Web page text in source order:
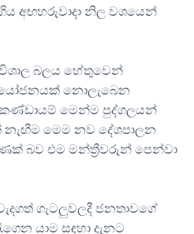
අඟහරුවාදා නිල වශයෙන්
බලය හේතුවෙන්
නොලැබෙන
කණ්ඩායම් මෙන්ම පුද්ගලයන්
මෙම නව දේශපාලන
බව එම මන්ත්‍රීවරුන් පෙන්වා
ගැටලුවලදී ජනතාවගේ
යාම සඳහා දැනට